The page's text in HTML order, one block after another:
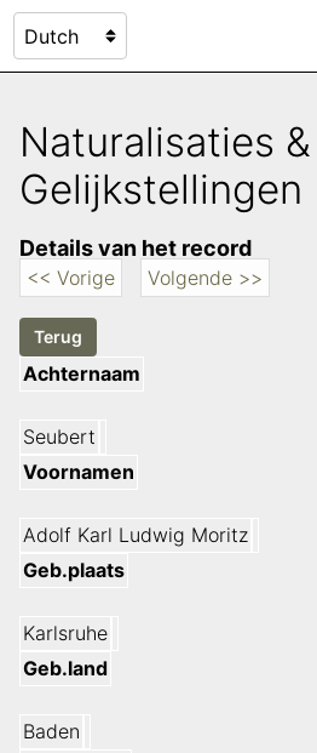
Naturalisaties &
Gelijkstellingen
Details van het record
<< Vorige Volgende >>
Achternaam
Seubert
Voornamen
Adolf Karl Ludwig Moritz
Geb.plaats
Karlsruhe
Geb.land
Baden